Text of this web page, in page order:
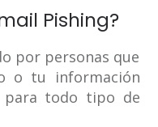
Pishing?
por personas que
o tu información
para todo tipo de